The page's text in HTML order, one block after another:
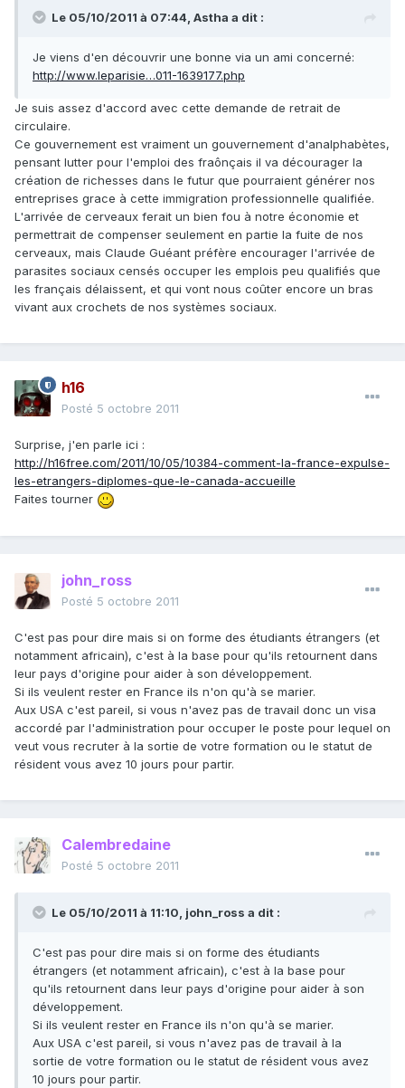
Le 05/10/2011 à 07:44, Astha a dit :
Je viens d'en découvrir une bonne via un ami concerné:
http://www.leparisie…011-1639177.php
Je suis assez d'accord avec cette demande de retrait de
circulaire.
Ce gouvernement est vraiment un gouvernement d'analphabètes,
pensant lutter pour l'emploi des fraônçais il va décourager la
création de richesses dans le futur que pourraient générer nos
entreprises grace à cette immigration professionnelle qualifiée.
L'arrivée de cerveaux ferait un bien fou à notre économie et
permettrait de compenser seulement en partie la fuite de nos
cerveaux, mais Claude Guéant préfère encourager l'arrivée de
parasites sociaux censés occuper les emplois peu qualifiés que
les français délaissent, et qui vont nous coûter encore un bras
vivant aux crochets de nos systèmes sociaux.
h16
Posté 5 octobre 2011
Surprise, j'en parle ici :
http://h16free.com/2011/10/05/10384-comment-la-france-expulse-
les-etrangers-diplomes-que-le-canada-accueille
Faites tourner
john_ross
Posté 5 octobre 2011
C'est pas pour dire mais si on forme des étudiants étrangers (et
notamment africain), c'est à la base pour qu'ils retournent dans
leur pays d'origine pour aider à son développement.
Si ils veulent rester en France ils n'on qu'à se marier.
Aux USA c'est pareil, si vous n'avez pas de travail donc un visa
accordé par l'administration pour occuper le poste pour lequel on
veut vous recruter à la sortie de votre formation ou le statut de
résident vous avez 10 jours pour partir.
Calembredaine
Posté 5 octobre 2011
Le 05/10/2011 à 11:10, john_ross a dit :
C'est pas pour dire mais si on forme des étudiants
étrangers (et notamment africain), c'est à la base pour
qu'ils retournent dans leur pays d'origine pour aider à son
développement.
Si ils veulent rester en France ils n'on qu'à se marier.
Aux USA c'est pareil, si vous n'avez pas de travail à la
sortie de votre formation ou le statut de résident vous avez
10 jours pour partir.